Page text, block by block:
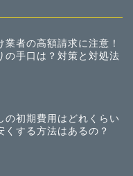
業者の高額請求に注意！
の手口は？対策と対処法
の初期費用はどれくらい
くする方法はあるの？